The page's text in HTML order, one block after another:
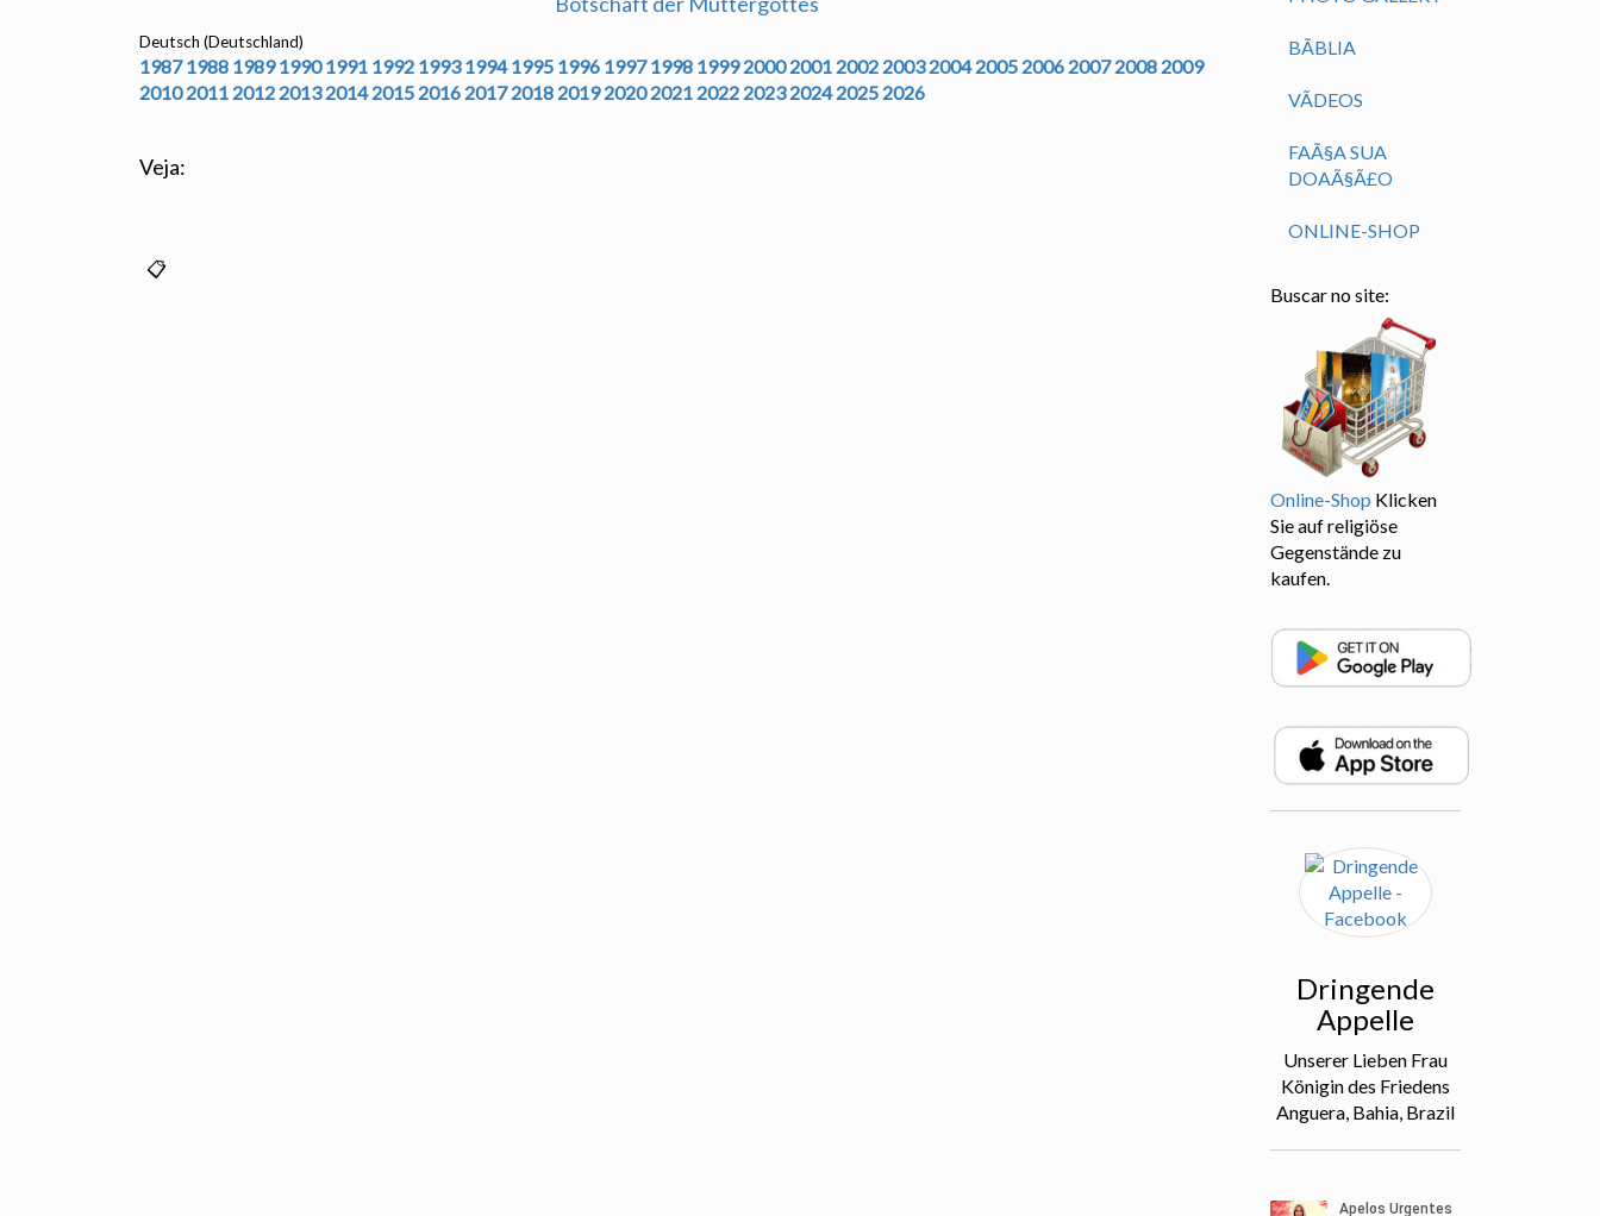
Deutsch (Deutschland)
1987 1988 1989 1990 1991 1992 1993 1994 1995 1996 1997 1998 1999 2000 2001 2002 2003 2004 2005 2006 2007 2008 2009
2010 2011 2012 2013 2014 2015 2016 2017 2018 2019 2020 2021 2022 2023 2024 2025 2026
Veja:
BÃ­BLIA
VÃ­DEOS
FAÃ§A SUA
DOAÃ§Ã£O
ONLINE-SHOP
Buscar no site:
Online-Shop Klicken
Sie auf religiöse
Gegenstände zu
kaufen.
Dringende
Appelle
Unserer Lieben Frau
Königin des Friedens
Anguera, Bahia, Brazil